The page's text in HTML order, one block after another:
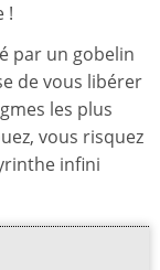
!
par un gobelin
de vous libérer
les plus
vous risquez
infini